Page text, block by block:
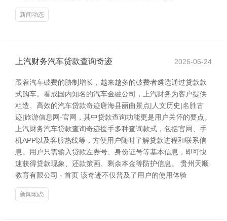
新闻动态
上汽财务汽车贷款查询奇迹 2026-06-24
跟着汽车破费的胁制增长，越来越多的破费者遴选通过贷款款
式购车。看成国内知名的汽车金融公司，上汽财务为客户提供
粗造、高效的汽车贷款奇迹唐海县丽曲景点|人文历史|名胜古
迹|旅游信息网-官网，其中贷款查询功能更是用户关怀的要点。
上汽财务汽车贷款查询奇迹援手多种查询款式，包括官网、手
机APP以及客服热线等，方便用户随时了解贷款进程和联系信
息。用户只需输入贷款左券号、身份证号等基本信息，即可快
速获得贷款现象、还款策画、剩余本金等防护信息。 贵州天顺
教育有限公司 - 首页 该奇迹不仅普及了用户的使用体验
新闻动态